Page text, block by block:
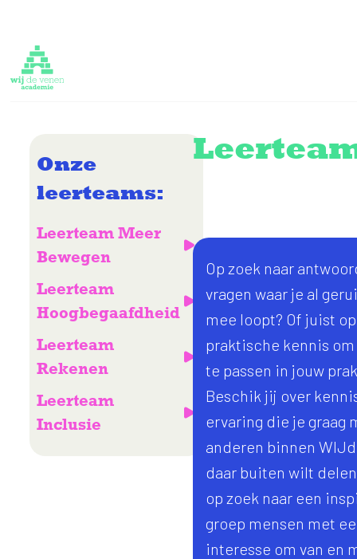
Onze
leerteams:
Leerteam Meer
Bewegen
Leerteam
Hoogbegaafdheid
Leerteam
Rekenen
Leerteam
Inclusie
Op zoek naar
vragen waar je al
mee loopt? Of juist
praktische kennis
te passen in jouw
Beschik jij over
ervaring die je graag
anderen binnen
daar buiten wilt
op zoek naar een
groep mensen met
interesse om van en